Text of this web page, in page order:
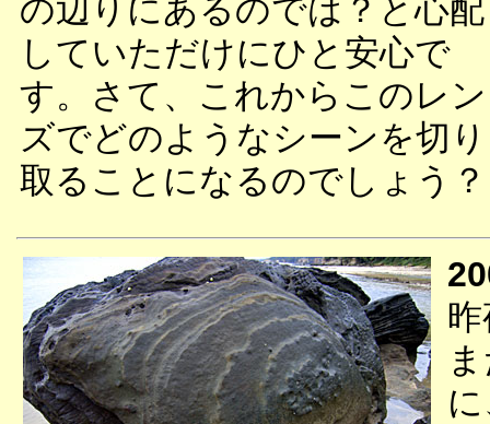
の辺りにあるのでは？と心配
していただけにひと安心で
す。さて、これからこのレン
ズでどのようなシーンを切り
取ることになるのでしょう？